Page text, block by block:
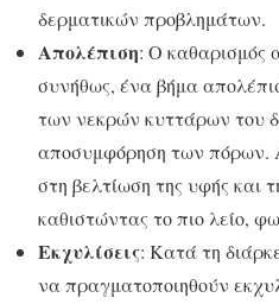
δερματικών προβλημάτων.
Απολέπιση: Ο καθαρισμός
συνήθως, ένα βήμα
των νεκρών κυττάρων του
αποσυμφόρηση των πόρων.
στη βελτίωση της υφής και
καθιστώντας το πιο λείο,
Εκχυλίσεις: Κατά τη
να πραγματοποιηθούν